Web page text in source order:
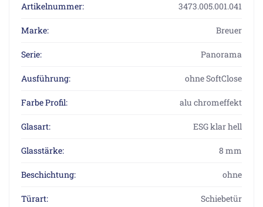
Artikelnummer: 3473.005.001.041
Marke: Breuer
Serie: Panorama
Ausführung: ohne SoftClose
Farbe Profil: alu chromeffekt
Glasart: ESG klar hell
Glasstärke: 8 mm
Beschichtung: ohne
Türart: Schiebetür